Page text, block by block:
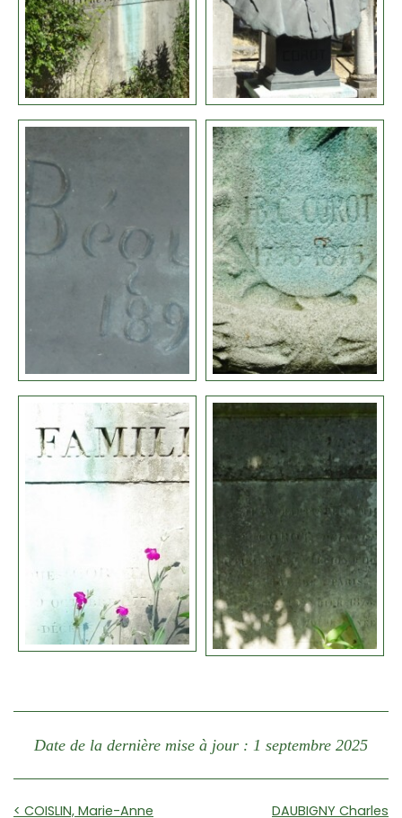
Date de la dernière mise à jour : 1 septembre 2025
< COISLIN, Marie-Anne DAUBIGNY Charles